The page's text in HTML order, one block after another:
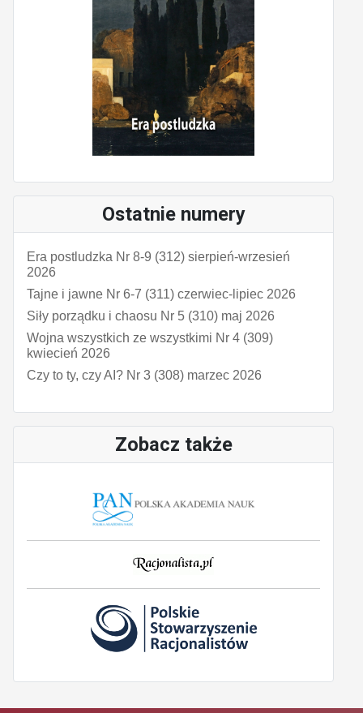
Ostatnie numery
Era postludzka Nr 8-9 (312) sierpień-wrzesień
2026
Tajne i jawne Nr 6-7 (311) czerwiec-lipiec 2026
Siły porządku i chaosu Nr 5 (310) maj 2026
Wojna wszystkich ze wszystkimi Nr 4 (309)
kwiecień 2026
Czy to ty, czy AI? Nr 3 (308) marzec 2026
Zobacz także